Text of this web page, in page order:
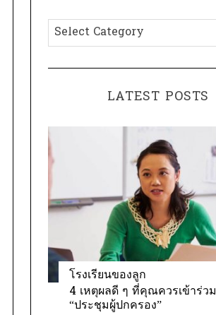
r
C
a
t
o
r
i
e
s
LATEST POSTS
โรงเรียนของลูก
4 เหตุผลดี ๆ ที่คุณควรเข้าร่วม
“ประชุมผู้ปกครอง”